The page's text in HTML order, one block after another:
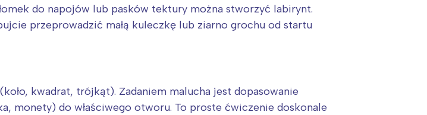
do napojów lub pasków tektury można stworzyć labirynt.
przeprowadzić małą kuleczkę lub ziarno grochu od startu
kwadrat, trójkąt). Zadaniem malucha jest dopasowanie
monety) do właściwego otworu. To proste ćwiczenie doskonale